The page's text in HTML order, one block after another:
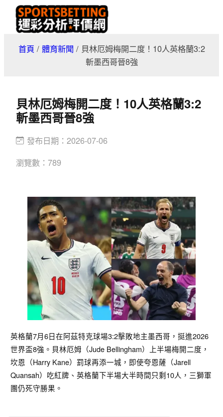
首頁 / 體育新聞 / 貝林厄姆梅開二度！10人英格蘭3:2
斬墨西哥晉8強
貝林厄姆梅開二度！10人英格蘭3:2
斬墨西哥晉8強
發布日期： 2026-07-06
瀏覽數： 789
英格蘭7月6日在阿茲特克球場3:2擊敗地主墨西哥，挺進2026
世界盃8強。貝林厄姆（Jude Bellingham）上半場梅開二度，
坎恩（Harry Kane）罰球再添一城，即使夸恩薩（Jarell
Quansah）吃紅牌、英格蘭下半場大半時間只剩10人，三獅軍
團仍死守勝果。